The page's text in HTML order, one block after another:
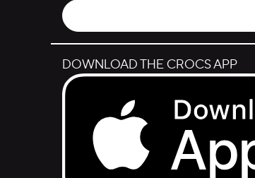
DOWNLOAD THE CROCS APP